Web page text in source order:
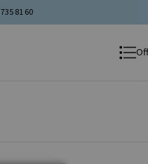
81 60